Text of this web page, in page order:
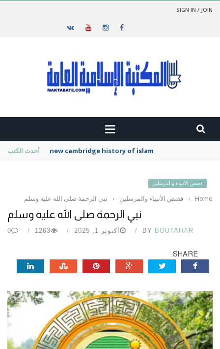
SIGN IN / JOIN
أحدث الكتب new cambridge history of islam
قصص الأنبياء والمرسلين
Home
› قصص الأنبياء والمرسلين › نبي الرحمة صلى الله عليه وسلم
نبي الرحمة صلى الله عليه وسلم
BY BOUTAHAR أكتوبر 1, 2025 1263
0
SHARE: